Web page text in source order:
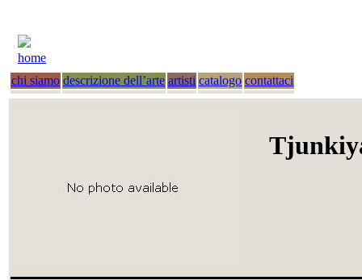
home
chi siamo descrizione dell’arte artisti catalogo contattaci